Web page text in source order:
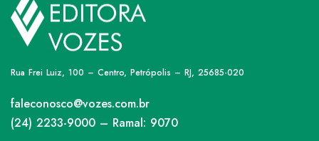
Rua Frei Luiz, 100 – Centro, Petrópolis – RJ, 25685-020
faleconosco@vozes.com.br
(24) 2233-9000 – Ramal: 9070